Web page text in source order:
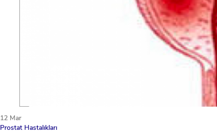
12 Mar
Prostat Hastalıkları